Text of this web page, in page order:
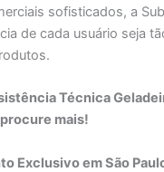
sofisticados, a
de cada usuário seja
Técnica
mais!
Exclusivo em São